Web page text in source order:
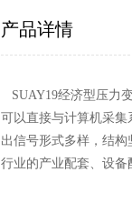
产品详情
SUAY19经济型压力
可以直接与计算机采
出信号形式多样，结
行业的产业配套、设备